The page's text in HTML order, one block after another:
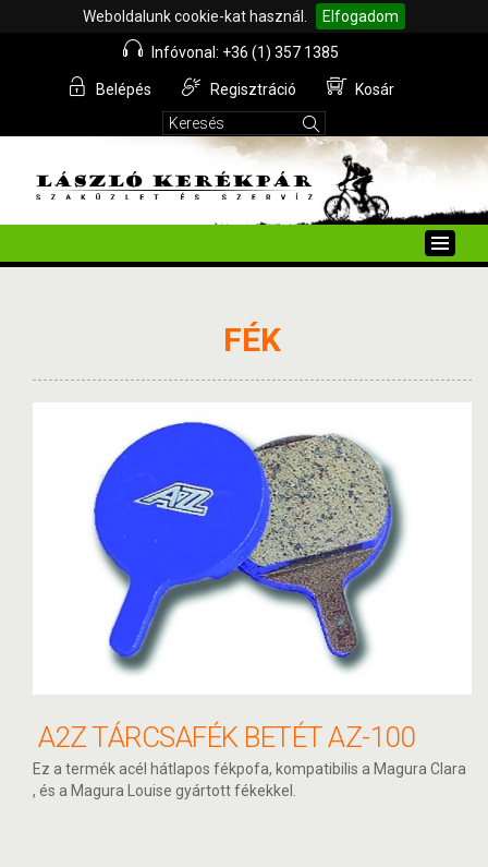
Weboldalunk cookie-kat használ. Elfogadom
Infóvonal: +36 (1) 357 1385
Belépés Regisztráció Kosár
Toggle
FÉK
A2Z TÁRCSAFÉK BETÉT AZ-100
Ez a termék acél hátlapos fékpofa, kompatibilis a Magura Clara
, és a Magura Louise gyártott fékekkel.